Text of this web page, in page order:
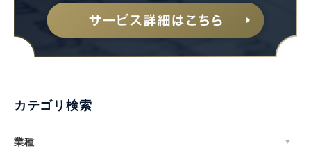
カテゴリ検索
業種